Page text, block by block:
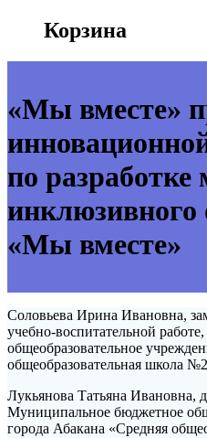
Корзина
«Мы вместе»
по разработке
инклюзивного
«Мы вместе»
Соловьева Ирина Ивановна,
учебно-воспитательной
общеобразовательное
общеобразовательная школа
Лукьянова Татьяна Ивановна,
Муниципальное бюджетное
города Абакана «Средняя